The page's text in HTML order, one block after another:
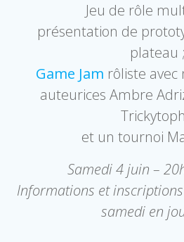
Jeu de rôle
présentation de
plateau ;
Game Jam rôliste
auteurices Ambre
et un tournoi
Samedi 4 juin –
Informations et
samedi en